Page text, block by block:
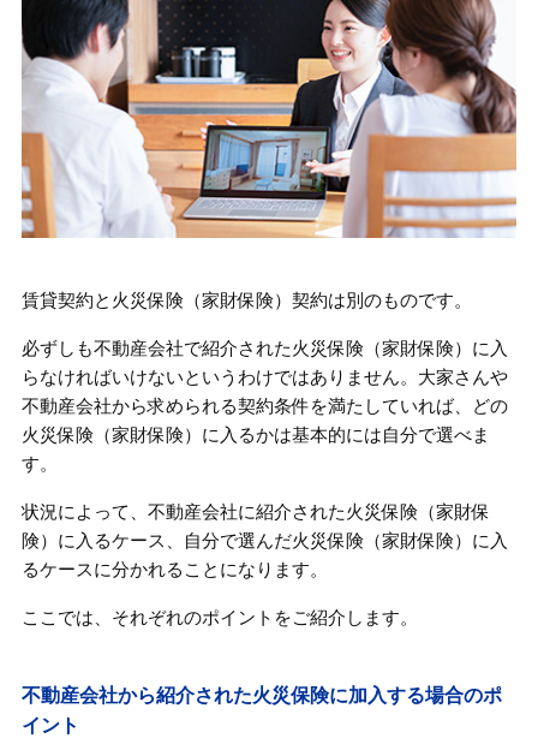
賃貸契約と火災保険（家財保険）契約は別のものです。
必ずしも不動産会社で紹介された火災保険（家財保険）に入
らなければいけないというわけではありません。大家さんや
不動産会社から求められる契約条件を満たしていれば、どの
火災保険（家財保険）に入るかは基本的には自分で選べま
す。
状況によって、不動産会社に紹介された火災保険（家財保
険）に入るケース、自分で選んだ火災保険（家財保険）に入
るケースに分かれることになります。
ここでは、それぞれのポイントをご紹介します。
不動産会社から紹介された火災保険に加入する場合のポ
イント